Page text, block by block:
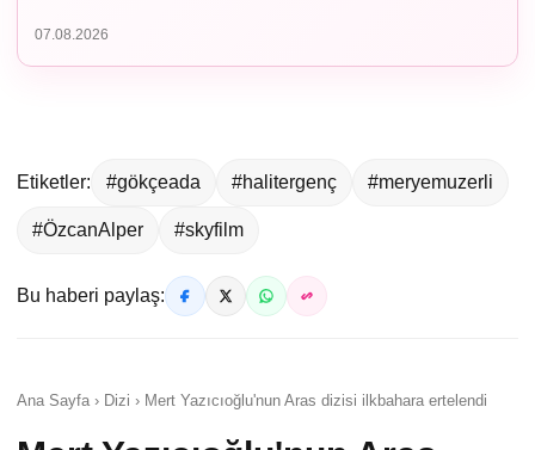
07.08.2026
Etiketler: #gökçeada #halitergenç #meryemuzerli
#ÖzcanAlper #skyfilm
Bu haberi paylaş:
Ana Sayfa › Dizi › Mert Yazıcıoğlu'nun Aras dizisi ilkbahara ertelendi